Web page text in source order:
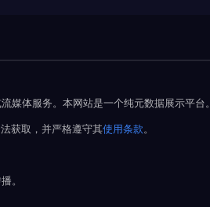
媒体服务。本网站是一个纯元数据展示平台。
获取，并严格遵守其使用条款。
。